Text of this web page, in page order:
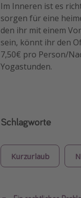
Im Inneren ist es
sorgen für eine
den ihr mit einem
sein, könnt ihr den
7,50€ pro Person/
Yogastunden.
Schlagworte
Kurzurlaub